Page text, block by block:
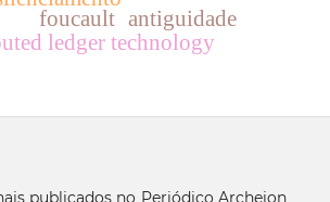
foucault antiguidade
ledger technology
publicados no Periódico Archeion